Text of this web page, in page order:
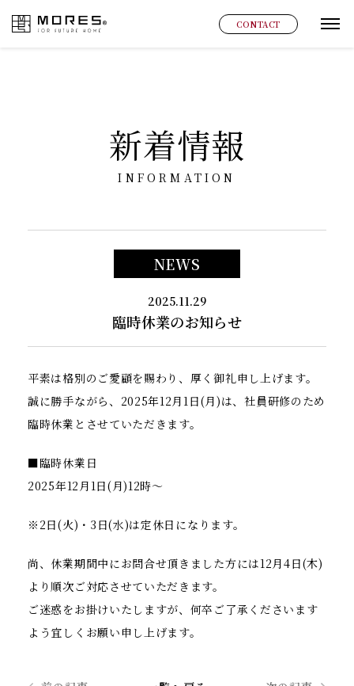
MORES CONTACT グ
新着情報
INFORMATION
NEWS
2025.11.29
臨時休業のお知らせ
平素は格別のご愛顧を賜わり、厚く御礼申し上げます。
誠に勝手ながら、2025年12月1日(月)は、社員研修のため
臨時休業とさせていただきます。
■臨時休業日
2025年12月1日(月)12時～
※2日(火)・3日(水)は定休日になります。
尚、休業期間中にお問合せ頂きました方には12月4日(木)
より順次ご対応させていただきます。
ご迷惑をお掛けいたしますが、何卒ご了承くださいます
よう宜しくお願い申し上げます。